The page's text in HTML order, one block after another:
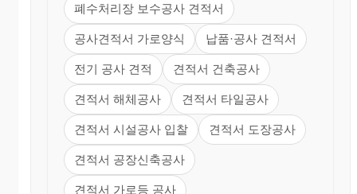
폐수처리장 보수공사 견적서
공사견적서 가로양식 납품·공사 견적서
전기 공사 견적 견적서 건축공사
견적서 해체공사 견적서 타일공사
견적서 시설공사 입찰 견적서 도장공사
견적서 공장신축공사
견적서 가로등 공사